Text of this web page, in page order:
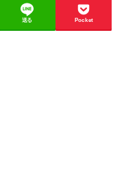
送る Pocket